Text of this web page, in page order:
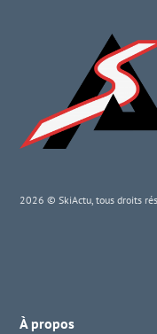
2026 © SkiActu, tous droits
À propos